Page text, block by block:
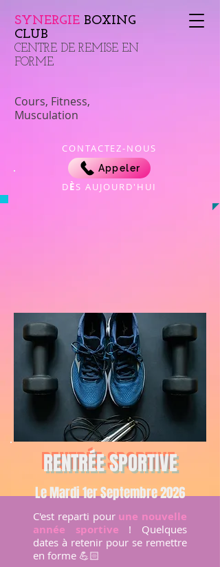
Cours, Fitness,
Musculation
CONTACTEZ-NOUS
​DÈS AUJOURD'HUI
Appeler
SYNERGIE BOXING
CLUB
​CENTRE DE REMISE EN
FORME
RENTRÉE SPORTIVE
Le Mardi 1er Septembre 2026
C'est reparti pour une nouvelle
année sportive ! Quelques
dates à retenir pour se remettre
en forme 💪🏻